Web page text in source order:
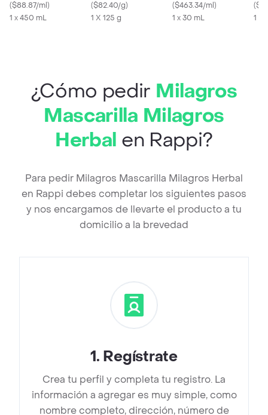
($88.87/ml)
1 x 450 mL
($82.40/g)
1 X 125 g
($463.34/ml)
1 x 30 mL
(
1 X
¿Cómo pedir Milagros
Mascarilla Milagros
Herbal en Rappi?
Para pedir Milagros Mascarilla Milagros Herbal
en Rappi debes completar los siguientes pasos
y nos encargamos de llevarte el producto a tu
domicilio a la brevedad
1. Regístrate
Crea tu perfil y completa tu registro. La
información a agregar es muy simple, como
nombre completo, dirección, número de